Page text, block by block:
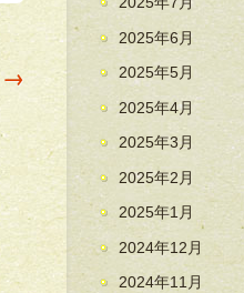
→
2025年6月
2025年5月
2025年4月
2025年3月
2025年2月
2025年1月
2024年12月
2024年11月